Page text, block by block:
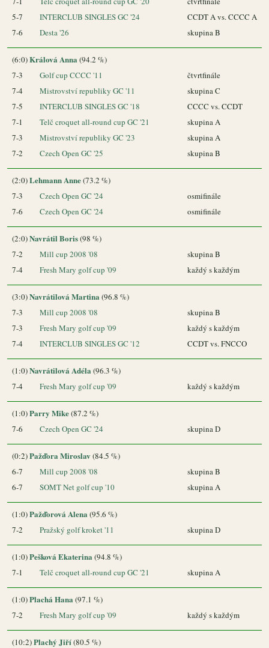
5-7
INTERCLUB SINGLES GC '24
CCDT A vs. CCCC A
7-6
Desta '26 skupina B
(6:0)Králová Anna (94.2 %)
7-3
Golf cup CCCC '11
čtvrtfinále
7-4
Mistrovství republiky GC '11
skupina C
7-5
INTERCLUB SINGLES GC '18
CCCC vs. CCDT
7-1
Telč croquet all-round cup GC '21
skupina A
7-3
Mistrovství republiky GC '23
skupina A
7-2
Czech Open GC '25 skupina B
(2:0)Lehmann Anne(73.2 %)
7-3
Czech Open GC '24
osmifinále
7-6
Czech Open GC '24 osmifinále
(2:0)Navrátil Boris(98 %)
7-2
Mill cup 2008 '08
skupina B
7-4
Fresh Mary golf cup '09 každý s každým
(3:0)Navrátilová Martina (96.8 %)
7-3
Mill cup 2008 '08
skupina B
7-3
Fresh Mary golf cup '09
každý s každým
7-4
INTERCLUB SINGLES GC '12 CCDT vs. FNCCO
(1:0)Navrátilová Adéla (96.3 %)
7-4
Fresh Mary golf cup '09 každý s každým
(1:0)Parry Mike(87.2 %)
7-6
Czech Open GC '24 skupina D
(0:2)Pažďora Miroslav (84.5 %)
6-7
Mill cup 2008 '08
skupina B
6-7
SOMT Net golf cup '10 skupina A
(1:0)Pažďorová Alena (95.6 %)
7-2
Pražský golf kroket '11 skupina D
(1:0)Pešková Ekaterina (94.8 %)
7-1
Telč croquet all-round cup GC '21 skupina A
(1:0)Plachá Hana (97.1 %)
7-2
Fresh Mary golf cup '09 každý s každým
(10:2)Plachý Jiří(80.5 %)